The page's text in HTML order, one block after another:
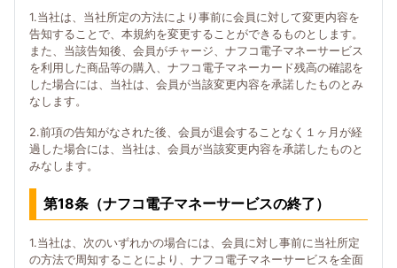
1.当社は、当社所定の方法により事前に会員に対して変更内容を
告知することで、本規約を変更することができるものとします。
また、当該告知後、会員がチャージ、ナフコ電子マネーサービス
を利用した商品等の購入、ナフコ電子マネーカード残高の確認を
した場合には、当社は、会員が当該変更内容を承諾したものとみ
なします。
2.前項の告知がなされた後、会員が退会することなく１ヶ月が経
過した場合には、当社は、会員が当該変更内容を承諾したものと
みなします。
第18条（ナフコ電子マネーサービスの終了）
1.当社は、次のいずれかの場合には、会員に対し事前に当社所定
の方法で周知することにより、ナフコ電子マネーサービスを全面